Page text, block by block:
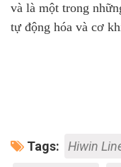
và là một trong
tự động hóa và cơ
Tags: Hiwin